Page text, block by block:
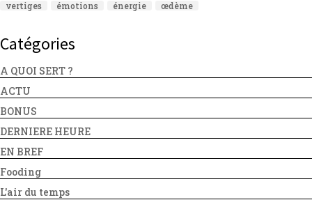
vertiges
émotions énergie œdème
Catégories
A QUOI SERT ?
ACTU
BONUS
DERNIERE HEURE
EN BREF
Fooding
L'air du temps